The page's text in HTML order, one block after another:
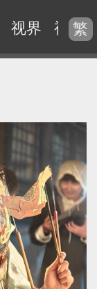
视界 视频
繁